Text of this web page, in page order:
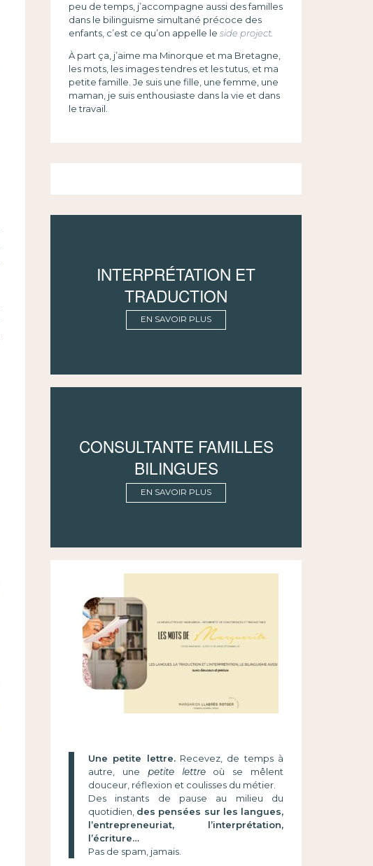
peu de temps, j’accompagne aussi des familles
dans le bilinguisme simultané précoce des
enfants, c’est ce qu’on appelle le side project.
À part ça, j’aime ma Minorque et ma Bretagne,
les mots, les images tendres et les tutus, et ma
petite famille. Je suis une fille, une femme, une
maman, je suis enthousiaste dans la vie et dans
le travail.
INTERPRÉTATION ET
TRADUCTION
EN SAVOIR PLUS
CONSULTANTE FAMILLES
BILINGUES
EN SAVOIR PLUS
Une petite lettre.Recevez, de temps à
autre, une petite lettreoù se mêlent
douceur, réflexion et coulisses du métier.
Des instants de pause au milieu du
quotidien, des pensées sur les langues,
l’entrepreneuriat, l’interprétation,
l’écriture…
Pas de spam, jamais.